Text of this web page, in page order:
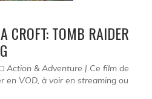
CROFT: TOMB RAIDER
Action & Adventure | Ce film de
en VOD, à voir en streaming ou